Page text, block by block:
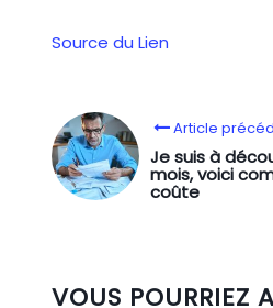
Source du Lien
Article
Je suis à
mois, voici
coûte
VOUS POURRIEZ